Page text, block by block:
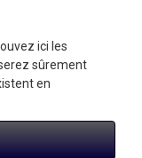
ici les
sûrement
en